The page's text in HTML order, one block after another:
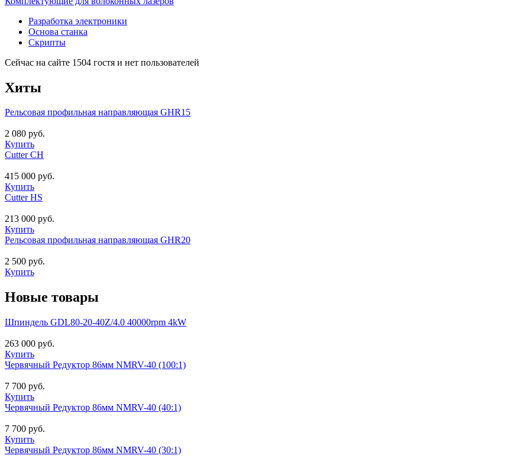
Разработка электроники
Основа станка
Скрипты
Сейчас на сайте 1504 гостя и нет пользователей
Хиты
Рельсовая профильная направляющая GHR15
2 080 руб.
Купить
Cutter CH
415 000 руб.
Купить
Cutter HS
213 000 руб.
Купить
Рельсовая профильная направляющая GHR20
2 500 руб.
Купить
Новые товары
Шпиндель GDL80-20-40Z/4.0 40000rpm 4kW
263 000 руб.
Купить
Червячный Редуктор 86мм NMRV-40 (100:1)
7 700 руб.
Купить
Червячный Редуктор 86мм NMRV-40 (40:1)
7 700 руб.
Купить
Червячный Редуктор 86мм NMRV-40 (30:1)